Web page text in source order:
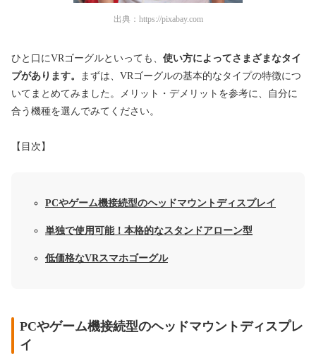
出典： https://pixabay.com
ひと口にVRゴーグルといっても、 使い方によってさまざまなタイ
プがあります。
まずは、VRゴーグルの基本的なタイプの特徴につ
いてまとめてみました。メリット・デメリットを参考に、自分に
合う機種を選んでみてください。
【目次】
PCやゲーム機接続型のヘッドマウントディスプレイ
単独で使用可能！本格的なスタンドアローン型
低価格なVRスマホゴーグル
PCやゲーム機接続型のヘッドマウントディスプレ
イ